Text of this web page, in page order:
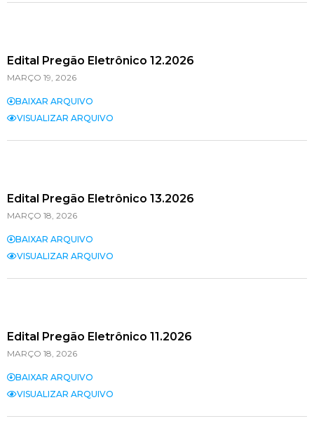
Edital Pregão Eletrônico 12.2026
MARÇO 19, 2026
BAIXAR ARQUIVO
VISUALIZAR ARQUIVO
Edital Pregão Eletrônico 13.2026
MARÇO 18, 2026
BAIXAR ARQUIVO
VISUALIZAR ARQUIVO
Edital Pregão Eletrônico 11.2026
MARÇO 18, 2026
BAIXAR ARQUIVO
VISUALIZAR ARQUIVO